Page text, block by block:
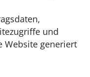
und
Website generiert